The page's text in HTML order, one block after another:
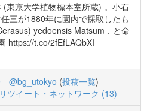
(東京大学植物標本室所蔵) 。小石
三が1880年に園内で採取したも
yedoensis Matsum．と命
https://t.co/2fEfLAQbXI
@bg_utokyo (投稿一覧)
リツイート・ネットワーク (13)